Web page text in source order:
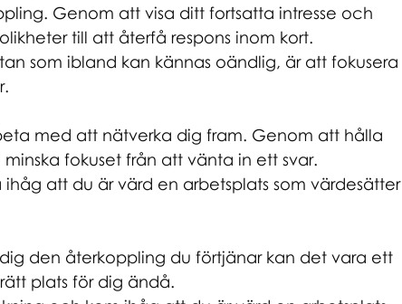
Genom att visa ditt fortsatta intresse och
till att återfå respons inom kort.
som ibland kan kännas oändlig, är att fokusera
med att nätverka dig fram. Genom att hålla
fokuset från att vänta in ett svar.
att du är värd en arbetsplats som värdesätter
den återkoppling du förtjänar kan det vara ett
plats för dig ändå.